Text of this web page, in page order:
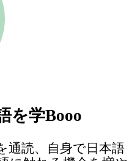
を学Booo
通読、自身で日本語